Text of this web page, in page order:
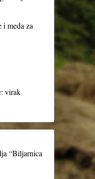
meda za
virak
“Biljarnica